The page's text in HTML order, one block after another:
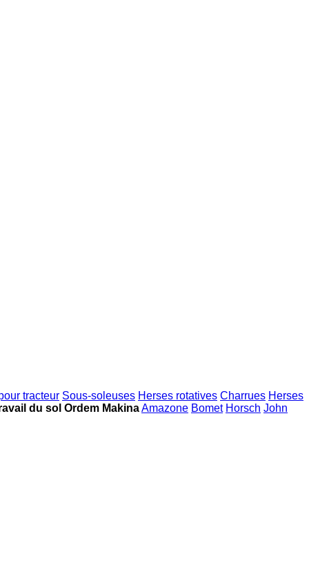
tracteur Sous-soleuses Herses rotatives Charrues Herses
du sol Ordem MakinaAmazone Bomet Horsch John